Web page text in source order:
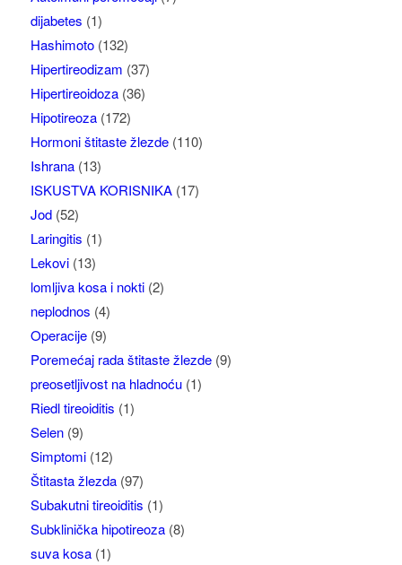
dijabetes (1)
Hashimoto(132)
Hipertireodizam (37)
Hipertireoidoza(36)
Hipotireoza(172)
Hormoni štitaste žlezde(110)
Ishrana(13)
ISKUSTVA KORISNIKA(17)
Jod(52)
Laringitis (1)
Lekovi(13)
lomljiva kosa i nokti(2)
neplodnos (4)
Operacije(9)
Poremećaj rada štitaste žlezde(9)
preosetljivost na hladnoću(1)
Riedl tireoiditis (1)
Selen(9)
Simptomi(12)
Štitasta žlezda(97)
Subakutni tireoiditis (1)
Subklinička hipotireoza(8)
suva kosa(1)